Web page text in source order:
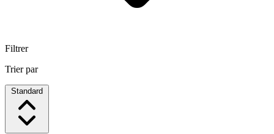
Filtrer
Trier par
Standard